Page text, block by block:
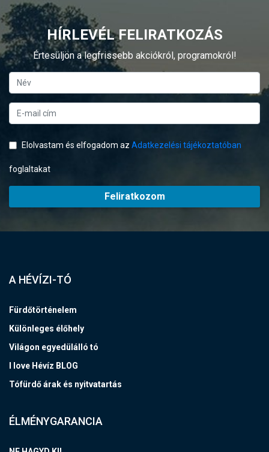
HÍRLEVÉL FELIRATKOZÁS
Értesüljön a legfrissebb akciókról, programokról!
Elolvastam és elfogadom az Adatkezelési tájékoztatóban
foglaltakat
Feliratkozom
A HÉVÍZI-TÓ
Fürdőtörténelem
Különleges élőhely
Világon egyedülálló tó
I love Hévíz BLOG
Tófürdő árak és nyitvatartás
ÉLMÉNYGARANCIA